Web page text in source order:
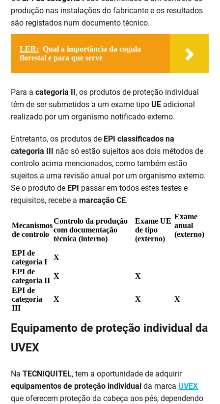
produção nas instalações do fabricante e os resultados
são registados num documento técnico.
LER: Qual a importância da cogula
florestal e para que serve
Para acategoria II, os produtos de proteção individual
têm de ser submetidos a um exame tipo UE adicional
realizado por um organismo notificado externo.
Entretanto, os produtos de EPI classificados na
categoria III não só estão sujeitos aos dois métodos de
controlo acima mencionados, como também estão
sujeitos a uma revisão anual por um organismo externo.
Se o produto de EPI passar em todos estes testes e
requisitos, recebe amarcação CE.
Mecanismos
de controlo
Controlo da produção
com documentação
técnica (interno)
Exame UE
de tipo
(externo)
Exame
anual
(externo)
EPI de
categoria I
X
EPI de
categoria II
X
X
EPI de
categoria
III
X X X
Equipamento de proteção individual da
UVEX
NaTECNIQUITEL, tem a oportunidade de adquirir
equipamentos de proteção individual da marcaUVEX
que oferecem proteção da cabeça aos pés, dependendo